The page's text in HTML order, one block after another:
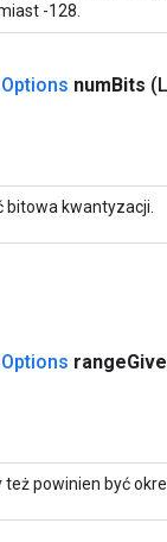
-128.
Options numBits
bitowa kwantyzacji.
Options range
powinien być